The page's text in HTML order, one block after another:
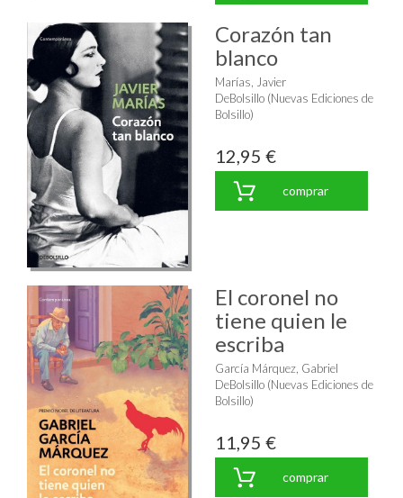
Corazón tan
blanco
Marías, Javier
DeBolsillo (Nuevas Ediciones de
Bolsillo)
12,95 €
comprar
El coronel no
tiene quien le
escriba
García Márquez, Gabriel
DeBolsillo (Nuevas Ediciones de
Bolsillo)
11,95 €
comprar